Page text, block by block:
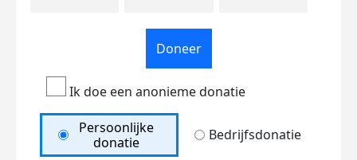
Doneer
Ik doe een anonieme donatie
Persoonlijke
donatie
Bedrijfsdonatie